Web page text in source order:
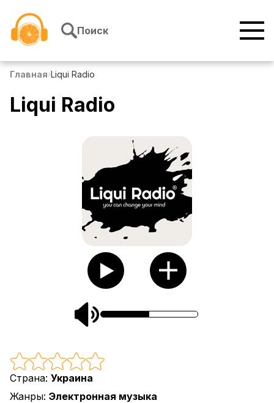
Поиск
Главная›Liqui Radio
Liqui Radio
Страна: Украина
Жанры: Электронная музыка